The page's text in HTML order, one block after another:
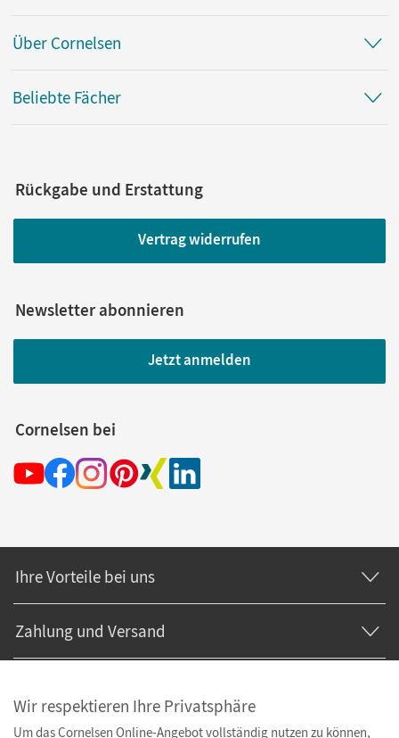
Über Cornelsen
Beliebte Fächer
Rückgabe und Erstattung
Vertrag widerrufen
Newsletter abonnieren
Jetzt anmelden
Cornelsen bei
Ihre Vorteile bei uns
Zahlung und Versand
Wir respektieren Ihre Privatsphäre
Um das Cornelsen Online-Angebot vollständig nutzen zu können,